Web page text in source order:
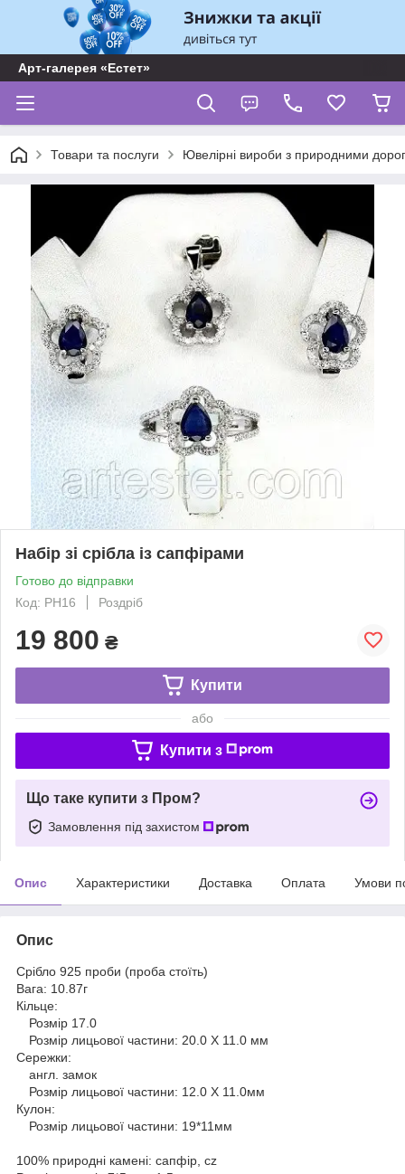
Арт-галерея «Естет»
Товари та послуги Ювелірні вироби з природними
Набір зі срібла із сапфірами
Готово до відправки
Код: РН16
Роздріб
19 800 ₴
Купити
або
Купити з
Що таке купити з Пром?
Замовлення під захистом
Опис Характеристики Доставка Оплата Умови
Опис
Срібло 925 проби (проба стоїть)
Вага: 10.87г
Кільце:
Розмір 17.0
Розмір лицьової частини: 20.0 X 11.0 мм
Сережки:
англ. замок
Розмір лицьової частини: 12.0 X 11.0мм
Кулон:
Розмір лицьової частини: 19*11мм
100% природні камені: сапфір, cz